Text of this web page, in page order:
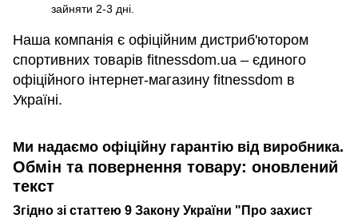
зайняти 2-3 дні.
Наша компанія є офіційним дистриб'ютором
спортивних товарів fitnessdom.ua – єдиного
офіційного інтернет-магазину fitnessdom в
Україні.
Ми надаємо офіційну гарантію від виробника.
Обмін та повернення товару: оновлений
текст
Згідно зі статтею 9 Закону України "Про захист